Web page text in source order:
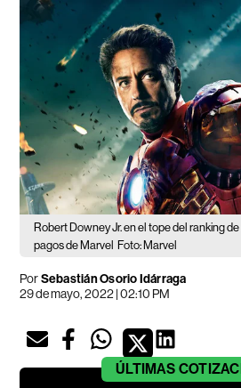
Robert Downey Jr. en el tope del ranking
pagos de Marvel Foto: Marvel
PorSebastián Osorio Idárraga
29 de mayo, 2022 | 02:10 PM
ÚLTIMAS